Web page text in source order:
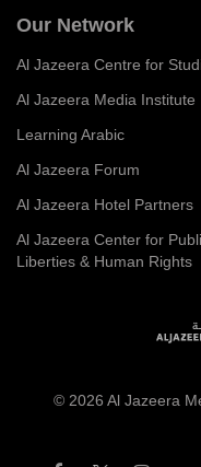
Our Network
Al Jazeera Centre for
Al Jazeera Media Institute
Learning Arabic
Al Jazeera Forum
Al Jazeera Hotel Partners
Al Jazeera Center for
Liberties & Human Rights
© 2026 Al Jazeera